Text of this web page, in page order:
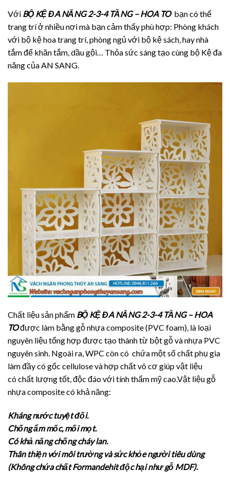
Với BỘ KỆ ĐA NĂNG 2-3-4 TẦNG – HOA TO bạn có thể
trang trí ở nhiều nơi mà bạn cảm thấy phù hợp: Phòng khách
với bộ kệ hoa trang trí, phòng ngủ với bộ kệ sách, hay nhà
tắm để khăn tắm, dầu gội… Thỏa sức sáng tạo cùng bộ Kệ đa
năng của AN SANG.
Chất liệu sản phẩm BỘ KỆ ĐA NĂNG 2-3-4 TẦNG – HOA
TOđược làm bằng gỗ nhựa composite (PVC foam), là loại
nguyên liệu tổng hợp được tạo thành từ bột gỗ và nhựa PVC
nguyên sinh. Ngoài ra, WPC còn có chứa một số chất phụ gia
làm đầy có gốc cellulose và hợp chất vô cơ giúp vật liệu
có chất lượng tốt, độc đáo với tính thẩm mỹ cao.Vật liệu gỗ
nhựa composite có khả năng:
Kháng nước tuyệt đối.
Chống ẩm mốc, mối mọt.
Có khả năng chống cháy lan.
Thân thiện với môi trường và sức khỏe người tiêu dùng
(Không chứa chất Formandehit độc hại như gỗ MDF).